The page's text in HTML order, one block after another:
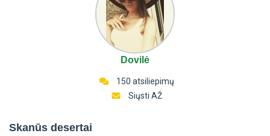
Dovilė
150 atsiliepimų
Siųsti AŽ
Skanūs desertai